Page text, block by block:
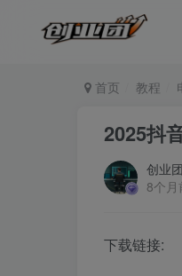
首页 教程
2025抖
创业团
8个月
下载链接: